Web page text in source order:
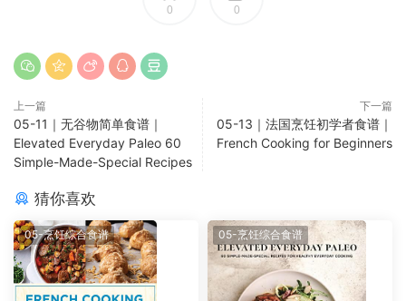
0 0
上一篇
05-11｜无谷物简单食谱｜
Elevated Everyday Paleo 60
Simple-Made-Special Recipes
下一篇
05-13｜法国烹饪初学者食谱｜
French Cooking for Beginners
猜你喜欢
05-烹饪综合食谱 05-烹饪综合食谱